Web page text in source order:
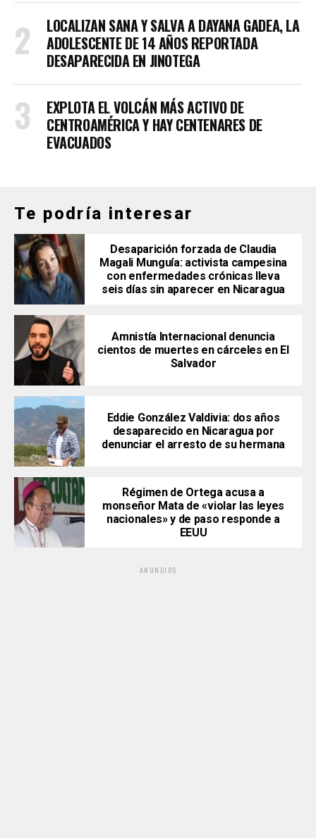
LOCALIZAN SANA Y SALVA A DAYANA GADEA, LA
ADOLESCENTE DE 14 AÑOS REPORTADA
DESAPARECIDA EN JINOTEGA
EXPLOTA EL VOLCÁN MÁS ACTIVO DE
CENTROAMÉRICA Y HAY CENTENARES DE
EVACUADOS
Te podría interesar
Desaparición forzada de Claudia
Magali Munguía: activista campesina
con enfermedades crónicas lleva
seis días sin aparecer en Nicaragua
Amnistía Internacional denuncia
cientos de muertes en cárceles en El
Salvador
Eddie González Valdivia: dos años
desaparecido en Nicaragua por
denunciar el arresto de su hermana
Régimen de Ortega acusa a
monseñor Mata de «violar las leyes
nacionales» y de paso responde a
EEUU
ANUNCIOS